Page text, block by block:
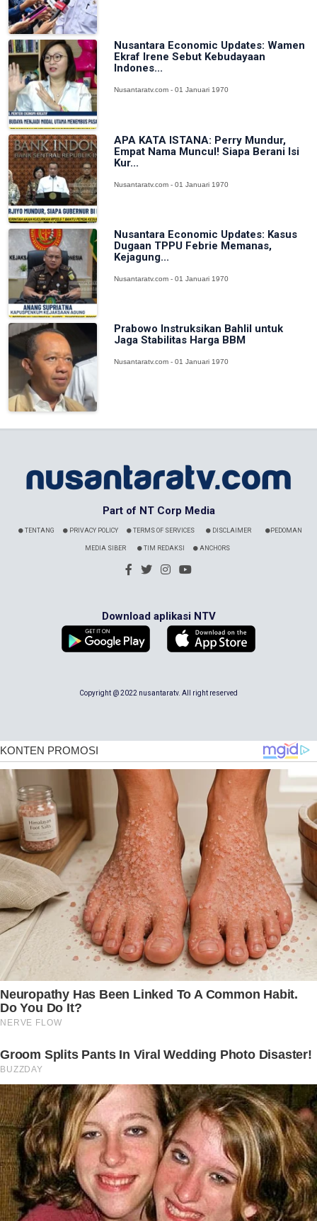
Nusantara Economic Updates: Wamen
Ekraf Irene Sebut Kebudayaan
Indones...
Nusantaratv.com - 01 Januari 1970
APA KATA ISTANA: Perry Mundur,
Empat Nama Muncul! Siapa Berani Isi
Kur...
Nusantaratv.com - 01 Januari 1970
Nusantara Economic Updates: Kasus
Dugaan TPPU Febrie Memanas,
Kejagung...
Nusantaratv.com - 01 Januari 1970
Prabowo Instruksikan Bahlil untuk
Jaga Stabilitas Harga BBM
Nusantaratv.com - 01 Januari 1970
Part of NT Corp Media
TENTANG PRIVACY POLICY TERMS OF SERVICES DISCLAIMER PEDOMAN
MEDIA SIBER TIM REDAKSI ANCHORS
Download aplikasi NTV
Copyright @ 2022 nusantaratv. All right reserved